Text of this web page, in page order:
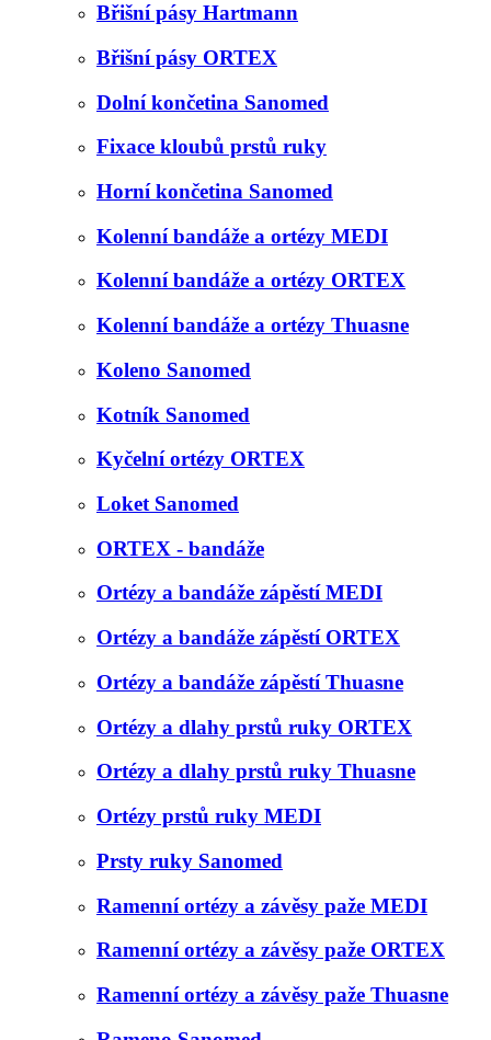
Břišní pásy Hartmann
Břišní pásy ORTEX
Dolní končetina Sanomed
Fixace kloubů prstů ruky
Horní končetina Sanomed
Kolenní bandáže a ortézy MEDI
Kolenní bandáže a ortézy ORTEX
Kolenní bandáže a ortézy Thuasne
Koleno Sanomed
Kotník Sanomed
Kyčelní ortézy ORTEX
Loket Sanomed
ORTEX - bandáže
Ortézy a bandáže zápěstí MEDI
Ortézy a bandáže zápěstí ORTEX
Ortézy a bandáže zápěstí Thuasne
Ortézy a dlahy prstů ruky ORTEX
Ortézy a dlahy prstů ruky Thuasne
Ortézy prstů ruky MEDI
Prsty ruky Sanomed
Ramenní ortézy a závěsy paže MEDI
Ramenní ortézy a závěsy paže ORTEX
Ramenní ortézy a závěsy paže Thuasne